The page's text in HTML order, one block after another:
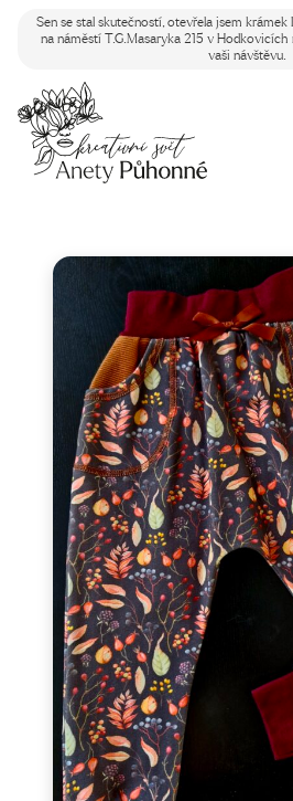
Sen se stal skutečností, otevřela jsem
na náměstí T.G.Masaryka 215 v Hodkovicích
vaši návštěvu.